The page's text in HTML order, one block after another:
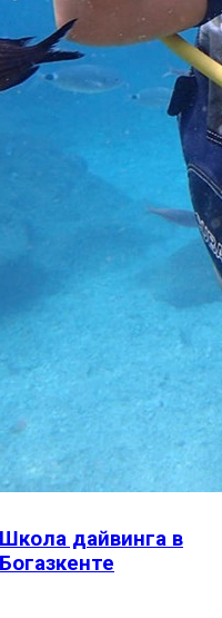
Школа дайвинга в
Богазкенте